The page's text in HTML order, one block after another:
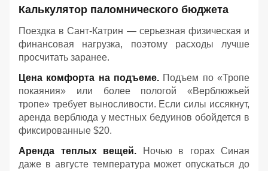
Калькулятор паломнического бюджета
Поездка в Сант-Катрин — серьезная физическая и
финансовая нагрузка, поэтому расходы лучше
просчитать заранее.
Цена комфорта на подъеме. Подъем по «Тропе
покаяния» или более пологой «Верблюжьей
тропе» требует выносливости. Если силы иссякнут,
аренда верблюда у местных бедуинов обойдется в
фиксированные $20.
Аренда теплых вещей. Ночью в горах Синая
даже в августе температура может опускаться до